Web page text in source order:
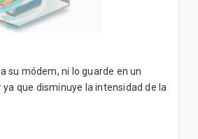
su módem, ni lo guarde en un
ya que disminuye la intensidad de la